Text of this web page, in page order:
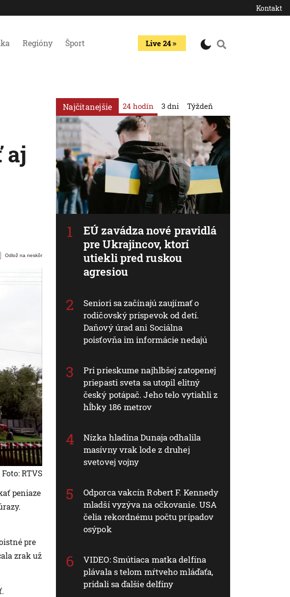
Kontakt
Regióny Šport Live 24
aj
Odlož na neskôr
Foto: RTVS
peniaze
pre
zrak už
Najčítanejšie 24 hodín
EÚ zavádza nové pravidlá
pre Ukrajincov, ktorí
utiekli pred ruskou
agresiou
Seniori sa začínajú zaujímať o
rodičovský príspevok od detí.
Daňový úrad ani Sociálna
poisťovňa im informácie nedajú
Pri prieskume najhlbšej zatopenej
priepasti sveta sa utopil elitný
český potápač. Jeho telo vytiahli z
hĺbky 186 metrov
Nízka hladina Dunaja odhalila
masívny vrak lode z druhej
svetovej vojny
Odporca vakcín Robert F. Kennedy
mladší vyzýva na očkovanie. USA
čelia rekordnému počtu prípadov
osýpok
VIDEO: Smútiaca matka delfína
plávala s telom mŕtveho mláďaťa,
pridali sa ďalšie delfíny
3 dni Týždeň